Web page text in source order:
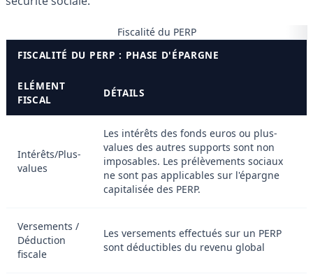
Fiscalité du PERP
FISCALITÉ DU PERP : PHASE D'ÉPARGNE
ELÉMENT
FISCAL
DÉTAILS
Intérêts/Plus-
values
Les intérêts des fonds euros ou plus-
values des autres supports sont non
imposables. Les prélèvements sociaux
ne sont pas applicables sur l'épargne
capitalisée des PERP.
Versements /
Déduction
fiscale
Les versements effectués sur un PERP
sont déductibles du revenu global